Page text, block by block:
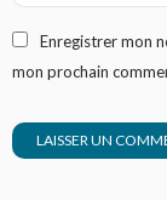
Enregistrer mon
mon prochain